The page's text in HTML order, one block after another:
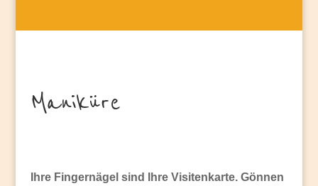
Maniküre
Ihre Fingernägel sind Ihre Visitenkarte. Gönnen